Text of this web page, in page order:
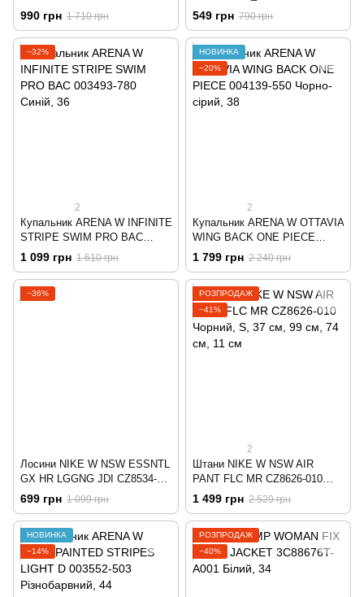
Чорний
990 грн 1 710 грн 549 грн 790 грн
−32%
2
Купальник ARENA W INFINITE
STRIPE SWIM PRO BAC
003493-780 Синій
1 099 грн 1 610 грн
НОВИНКА
−20%
2
Купальник ARENA W OTTAVIA
WING BACK ONE PIECE
004139-550 Чорно-сірий
1 799 грн 2 240 грн
−36%
Лосини NIKE W NSW ESSNTL
GX HR LGGNG JDI CZ8534-
063 Сірий
699 грн 1 099 грн
РОЗПРОДАЖ
−41%
2
Штани NIKE W NSW AIR
PANT FLC MR CZ8626-010
Чорний
1 499 грн 2 529 грн
НОВИНКА
−14%
РОЗПРОДАЖ
−40%